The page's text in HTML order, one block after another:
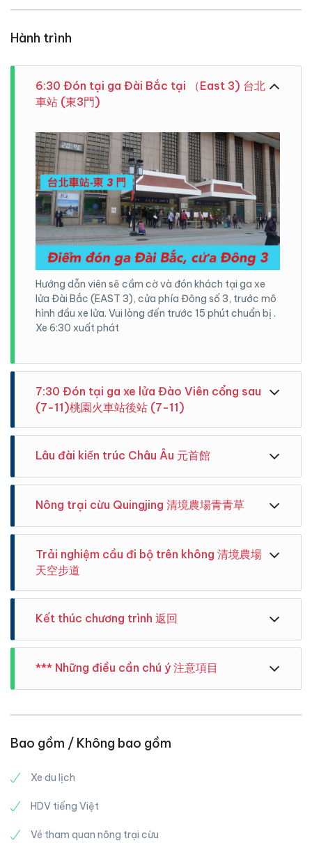
Hành trình
6:30 Đón tại ga Đài Bắc tại （East 3) 台北
車站 (東3門)
Hướng dẫn viên sẽ cầm cờ và đón khách tại ga xe
lửa Đài Bắc (EAST 3), cửa phía Đông số 3, trước mô
hình đầu xe lửa. Vui lòng đến trước 15 phút chuẩn bị .
Xe 6:30 xuất phát
7:30 Đón tại ga xe lửa Đào Viên cổng sau
(7-11)桃園火車站後站 (7-11)
Lâu đài kiến trúc Châu Âu 元首館
hồ chụp hình với nhiều cảnh đẹp.
Nông trại cừu Quingjing 清境農場青青草
Với khung cảnh thanh bình và thơ mộng, nông
của châu Á đang thu hút khá đông du khách khi tới
Nông trường Thanh Cảnh nằm ở Nam Đầu thuộc
miền Trung Đài Loan, sở hữu số lượng cừu lớn nhất
Đài Loan. Trang trại chính thức khai trương vào năm
1961. Nông trường Thanh Cảnh là một thảo nguyên
Trải nghiệm cầu đi bộ trên không 清境農場
天空步道
Dạo chơi trên Cingjing Skywalk thật là đẹp khi có thể
tận hưởng vẻ đẹp xung quanh con đường mòn. Bạn
nhìn thấy trang viên Old Yingge nổi tiếng ở Cingjing
và nhiều cảnh đẹp khác. Những tòa nhà nằm ở thành
phố núi thực sự gây sốc cho bạn .
Kết thúc chương trình 返回
khách, hẹn gặp lại quí khách trong tour gần nhất.
*** Những điều cần chú ý 注意項目
2.Trẻ em dưới 3 tuổi được tham gia miễn phí nhưng
cùng. Vui lòng tự túc chi phí bảo hiểm cho trẻ em
người lớn.
hình giao thông, thời tiết, lưu lượng người và tình
4. Nếu thời tiết xấu hoặc phát sinh những yếu tố bất
Bao gồm / Không bao gồm
Xe du lịch
HDV tiếng Việt
Vé tham quan nông trại cừu